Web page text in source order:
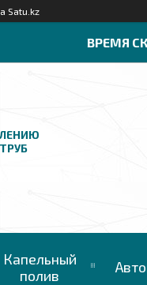
Satu.kz
ВРЕМЯ
Капельный
полив